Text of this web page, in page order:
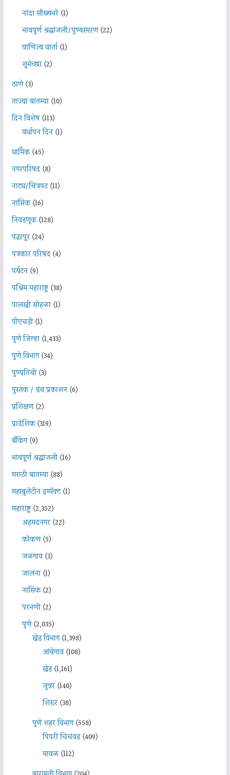
नांदा सौख्यभरे(1)
भावपूर्ण श्रद्धांजली/पुण्यस्मरण(22)
वाणिज्य वार्ता(1)
शुभेच्छा(2)
ठाणे(3)
ताज्या बातम्या(10)
दिन विशेष(113)
वर्धापन दिन(1)
धार्मिक(45)
नगरपरिषद(8)
नाट्य/चित्रपट(11)
नासिक(16)
निवडणूक(128)
पंढरपूर(24)
पत्रकार परिषद(4)
पर्यटन(9)
पश्चिम महाराष्ट्र(38)
पालखी सोहळा(1)
पीएचडी(1)
पुणे जिल्हा(1,433)
पुणे विभाग(34)
पुण्यतिथी(3)
पुस्तक / ग्रंथ प्रकाशन(6)
प्रशिक्षण(2)
प्रादेशिक(319)
बँकिंग(9)
भावपूर्ण श्रद्धांजली(16)
मराठी बातम्या(88)
महाबुलेटीन इम्पॅक्ट(1)
महाराष्ट्र(2,352)
अहमदनगर(22)
कोकण(5)
जळगाव(3)
जालना(1)
नासिक(2)
परभणी(2)
पुणे(2,035)
खेड विभाग(1,398)
आंबेगाव(108)
खेड(1,161)
जुन्नर(140)
शिरूर(38)
पुणे शहर विभाग(558)
पिंपरी चिचंवड(409)
मावळ(112)